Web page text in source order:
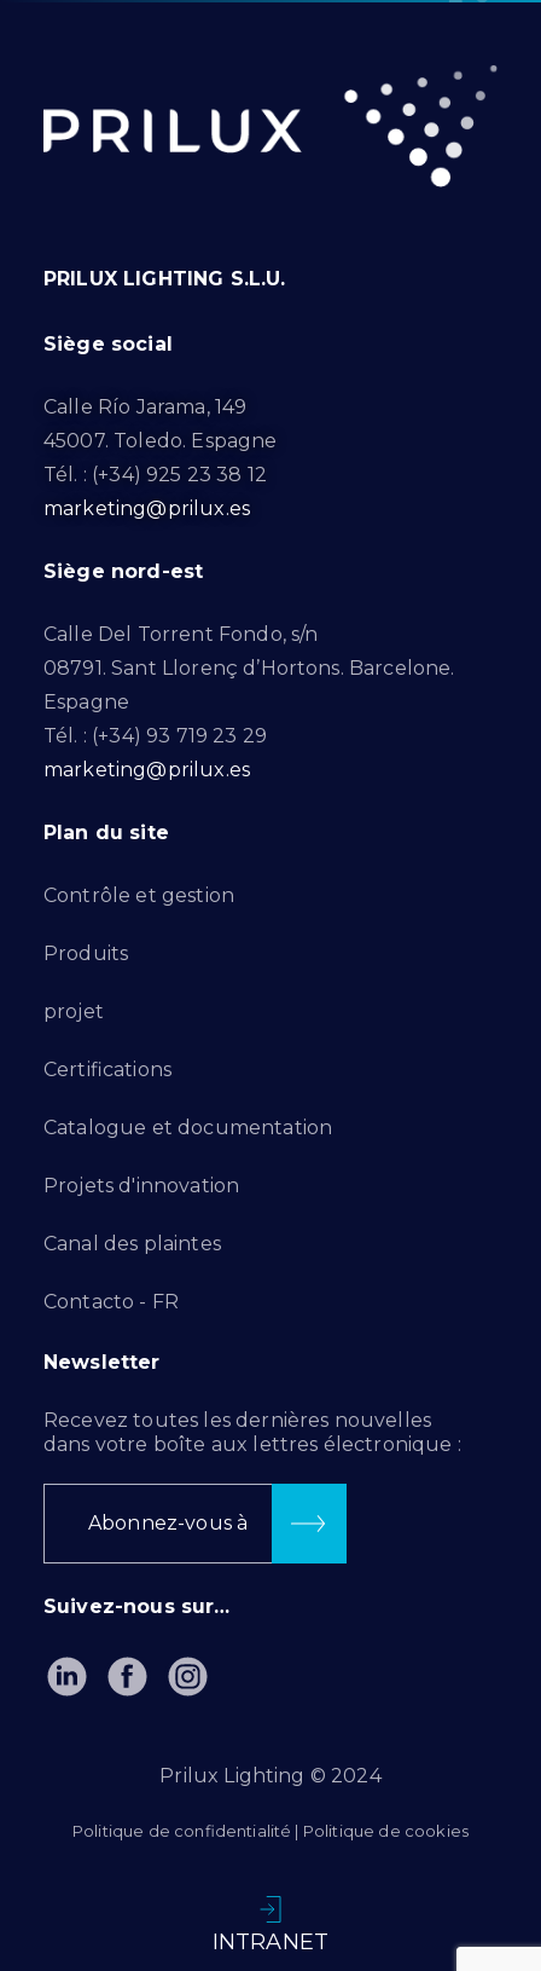
PRILUX LIGHTING S.L.U.
Siège social
Calle Río Jarama, 149
45007. Toledo. Espagne
Tél. : (+34) 925 23 38 12
marketing@prilux.es
Siège nord-est
Calle Del Torrent Fondo, s/n
08791. Sant Llorenç d’Hortons. Barcelone.
Espagne
Tél. : (+34) 93 719 23 29
marketing@prilux.es
Plan du site
Contrôle et gestion
Produits
projet
Certifications
Catalogue et documentation
Projets d'innovation
Canal des plaintes
Contacto - FR
Newsletter
Recevez toutes les dernières nouvelles
dans votre boîte aux lettres électronique :
Abonnez-vous à
Suivez-nous sur…
Prilux Lighting © 2024
Politique de confidentialité | Politique de cookies
INTRANET